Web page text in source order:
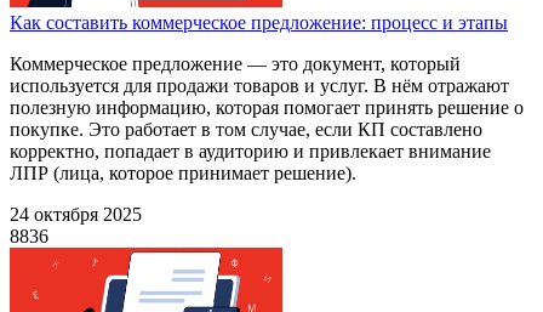
Как составить коммерческое предложение: процесс и этапы
Коммерческое предложение — это документ, который
используется для продажи товаров и услуг. В нём отражают
полезную информацию, которая помогает принять решение о
покупке. Это работает в том случае, если КП составлено
корректно, попадает в аудиторию и привлекает внимание
ЛПР (лица, которое принимает решение).
24 октября 2025
8836